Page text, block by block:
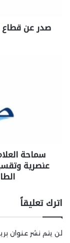
صدر عن قطاع
سماحة
عنصرية
اترك تعليقاً
لن يتم نشر عنوان